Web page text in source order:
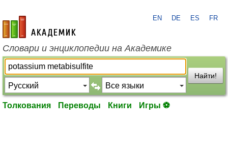
academic.ru
EN DE ES FR
Словари и энциклопедии на Академике
Найти!
Толкования Переводы Книги Игры ⚽